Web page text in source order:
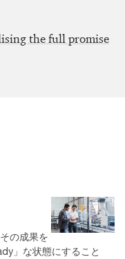
the full promise
の成果を
」な状態にすること